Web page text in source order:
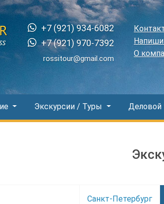
+7 (921) 934-6082
+7 (921) 970-7392
rossitour@gmail.com
О
Экскурсии / Туры Деловой
Санкт-Петербург